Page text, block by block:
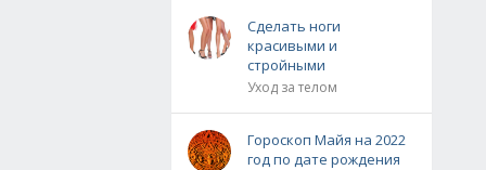
Сделать ноги
красивыми и
стройными
Уход за телом
Гороскоп Майя на 2022
год по дате рождения